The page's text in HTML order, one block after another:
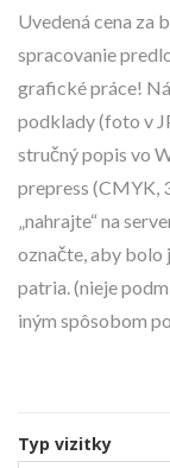
Uvedená cena za
spracovanie
grafické práce!
podklady (foto v
stručný popis vo
prepress (CMYK,
„nahrajte“ na
označte, aby bolo
patria. (nieje
iným spôsobom
Typ vizitky